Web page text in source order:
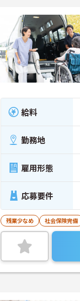
給料
勤務地
雇用形態
応募要件
残業少なめ 社会保険完備